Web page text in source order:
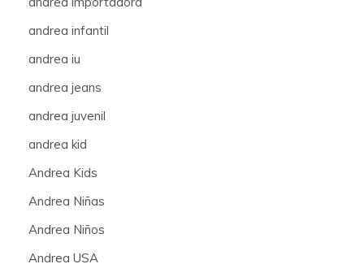
andrea infantil
andrea iu
andrea jeans
andrea juvenil
andrea kid
Andrea Kids
Andrea Niñas
Andrea Niños
Andrea USA